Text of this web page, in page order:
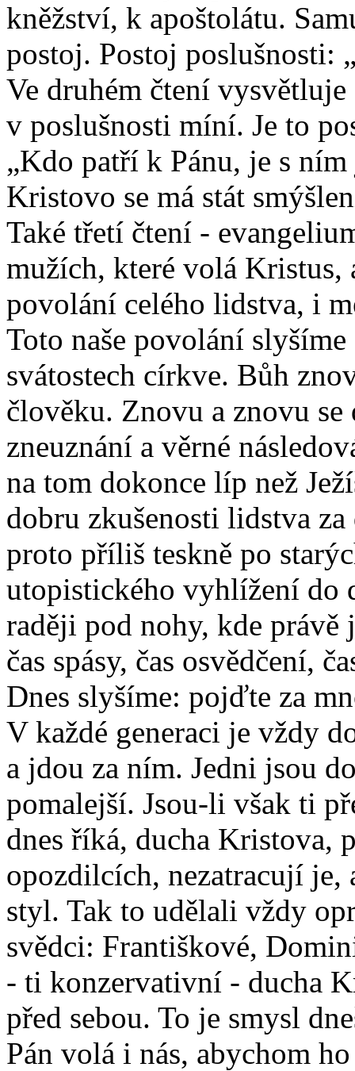
kněžství, k apoštolátu.
postoj. Postoj poslušnosti:
Ve druhém čtení
v poslušnosti míní. Je to
„Kdo patří k Pánu, je s
Kristovo se má stát
Také třetí čtení -
mužích, které volá
povolání celého lidstva, i
Toto naše povolání
svátostech církve. Bůh
člověku. Znovu a znovu
zneuznání a věrné
na tom dokonce líp než
dobru zkušenosti lidstva
proto příliš teskně po
utopistického vyhlížení do
raději pod nohy, kde právě
čas spásy, čas osvědčení,
Dnes slyšíme: pojďte za
V každé generaci je vždy
a jdou za ním. Jedni jsou
pomalejší. Jsou-li však ti
dnes říká, ducha Kristova,
opozdilcích, nezatracují je,
styl. Tak to udělali vždy
svědci: Františkové,
- ti konzervativní - ducha
před sebou. To je smysl
Pán volá i nás, abychom